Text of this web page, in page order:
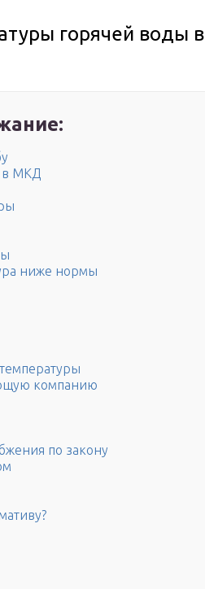
горячей воды в
в МКД
ниже нормы
компанию
по закону